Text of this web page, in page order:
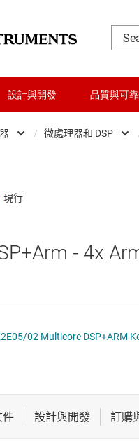
設計與開發 品質與可
多工器
與微波
(MCU) 與處理器
時
/ 微處理器和 DSP
- 4x
02 Multicore DSP+ARM